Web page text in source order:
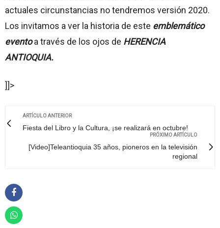
actuales circunstancias no tendremos versión 2020.
Los invitamos a ver la historia de este emblemático
eventoa través de los ojos de HERENCIA
ANTIOQUIA.
]]>
ARTÍCULO ANTERIOR
Fiesta del Libro y la Cultura, ¡se realizará en octubre!
PRÓXIMO ARTÍCULO
[Video]Teleantioquia 35 años, pioneros en la televisión
regional